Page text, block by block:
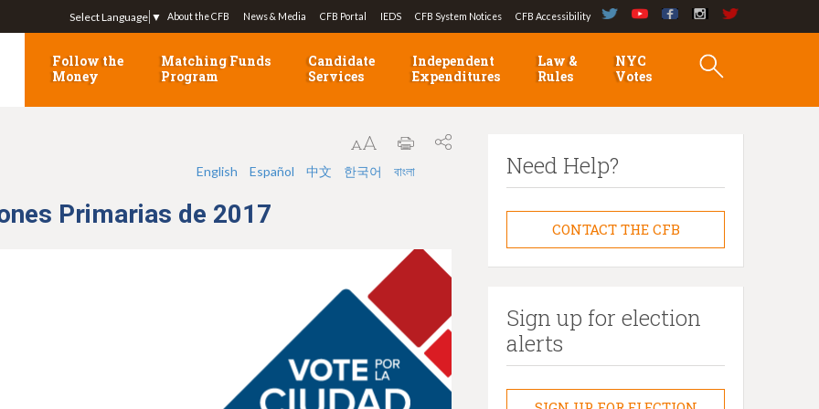
Jump to navigation
Select Language ▼ About the CFB News & Media CFB Portal IEDS CFB System Notices CFB Accessibility
Follow the
Money
Matching Funds
Program
Candidate
Services
Independent
Expenditures
Law &
Rules
NYC
Votes
English
Español 中文 한국어 বাংলা
Primarias de 2017
Need Help?
CONTACT THE CFB
Sign up for election
alerts